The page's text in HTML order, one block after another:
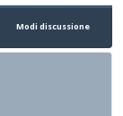
Modi discussione